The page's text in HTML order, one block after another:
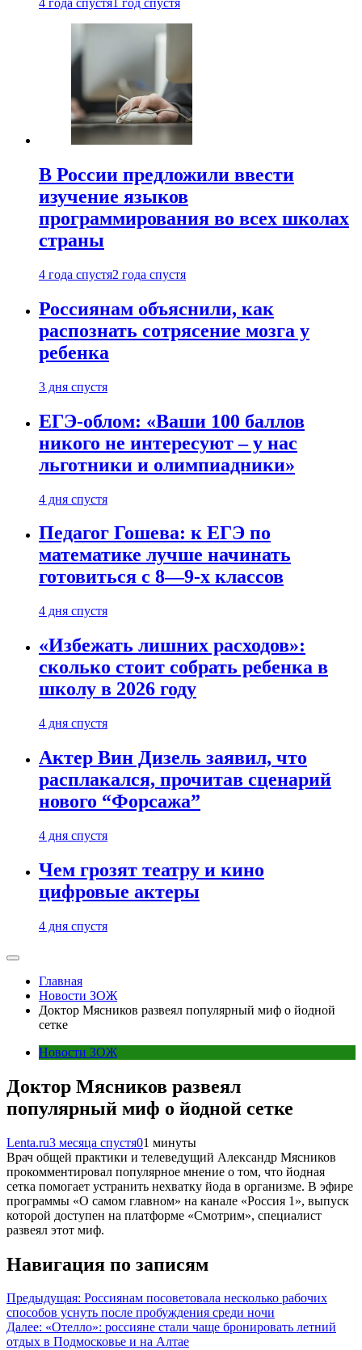
4 года спустя 1 год спустя
В России предложили ввести
изучение языков
программирования во всех школах
страны
4 года спустя2 года спустя
Россиянам объяснили, как
распознать сотрясение мозга у
ребенка
3 дня спустя
ЕГЭ-облом: «Ваши 100 баллов
никого не интересуют – у нас
льготники и олимпиадники»
4 дня спустя
Педагог Гошева: к ЕГЭ по
математике лучше начинать
готовиться с 8—9-х классов
4 дня спустя
«Избежать лишних расходов»:
сколько стоит собрать ребенка в
школу в 2026 году
4 дня спустя
Актер Вин Дизель заявил, что
расплакался, прочитав сценарий
нового “Форсажа”
4 дня спустя
Чем грозят театру и кино
цифровые актеры
4 дня спустя
Главная
Новости ЗОЖ
Доктор Мясников развеял популярный миф о йодной
сетке
Новости ЗОЖ
Доктор Мясников развеял
популярный миф о йодной сетке
Lenta.ru3 месяца спустя01 минуты
Врач общей практики и телеведущий Александр Мясников
прокомментировал популярное мнение о том, что йодная
сетка помогает устранить нехватку йода в организме. В эфире
программы «О самом главном» на канале «Россия 1», выпуск
которой доступен на платформе «Смотрим», специалист
развеял этот миф.
Навигация по записям
Предыдущая: Россиянам посоветовала несколько рабочих
способов уснуть после пробуждения среди ночи
Далее: «Отелло»: россияне стали чаще бронировать летний
отдых в Подмосковье и на Алтае